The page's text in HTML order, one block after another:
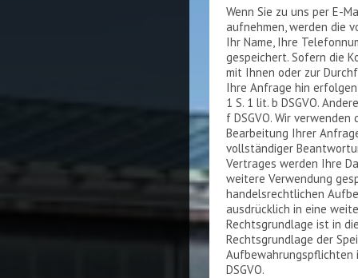
Wenn Sie zu uns per E-
aufnehmen, werden die
Ihr Name, Ihre
gespeichert. Sofern die
mit Ihnen oder zur
Ihre Anfrage hin
1 S. 1 lit. b DSGVO.
f DSGVO. Wir
Bearbeitung Ihrer
vollständiger
Vertrages werden Ihre
weitere Verwendung
handelsrechtlichen
ausdrücklich in eine
Rechtsgrundlage ist in
Rechtsgrundlage der
Aufbewahrungspflichten
DSGVO.